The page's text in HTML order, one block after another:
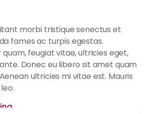
morbi tristique senectus et
fames ac turpis egestas.
feugiat vitae, ultricies eget,
Donec eu libero sit amet quam
ultricies mi vitae est. Mauris